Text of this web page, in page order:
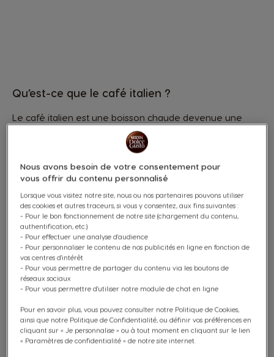
Qu’est-ce que le café italien ?
Le café italien est une boisson chaude devenue une
véritable institution. Il se caractérise par la finesse de
ses saveurs, ses notes de noisettes grillées et sa
richesse aromatique. Il n’y a pas un seul café italien,
mais plusieurs types.
L’espresso, l’essence même du café italien
L’espressoest le café italien le plus emblématique. Il
s’agit d’un café généralement fait à partir d’un mélange
de grainsarabica et robusta. Les grains robusta
donneront au café la puissance du goût et l’amertume,
tandis que les grains arabica permettront d’ajouter de
la douceur et une certaine complexité aromatique. Ce
mariage permet alors d’obtenir un arôme intense tout
Les Italiens peuvent boire un espresso à tout moment
de la journée, le matin au réveil, après un déjeuner ou
le soir pour clore le dîner en beauté.
Nous avons besoin de votre consentement pour
vous offrir du contenu personnalisé
Lorsque vous visitez notre site, nous ou nos partenaires pouvons utiliser
des cookies et autres traceurs, si vous y consentez, aux fins suivantes :
- Pour le bon fonctionnement de notre site (chargement du contenu,
authentification, etc.)
- Pour effectuer une analyse d'audience
- Pour personnaliser le contenu de nos publicités en ligne en fonction de
vos centres d'intérêt
- Pour vous permettre de partager du contenu via les boutons de
réseaux sociaux
- Pour vous permettre d'utiliser notre module de chat en ligne
Pour en savoir plus, vous pouvez consulter notre Politique de Cookies,
ainsi que notre Politique de Confidentialité, ou définir vos préférences en
cliquant sur « Je personnalise » ou à tout moment en cliquant sur le lien
« Paramètres de confidentialité » de notre site internet.